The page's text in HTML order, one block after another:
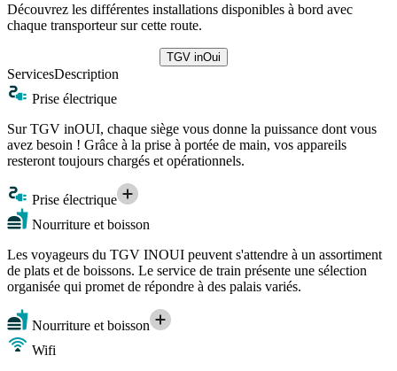
Découvrez les différentes installations disponibles à bord avec
chaque transporteur sur cette route.
TGV inOui
ServicesDescription
Prise électrique
Sur TGV inOUI, chaque siège vous donne la puissance dont vous
avez besoin ! Grâce à la prise à portée de main, vos appareils
resteront toujours chargés et opérationnels.
Prise électrique
Nourriture et boisson
Les voyageurs du TGV INOUI peuvent s'attendre à un assortiment
de plats et de boissons. Le service de train présente une sélection
organisée qui promet de répondre à des palais variés.
Nourriture et boisson
Wifi